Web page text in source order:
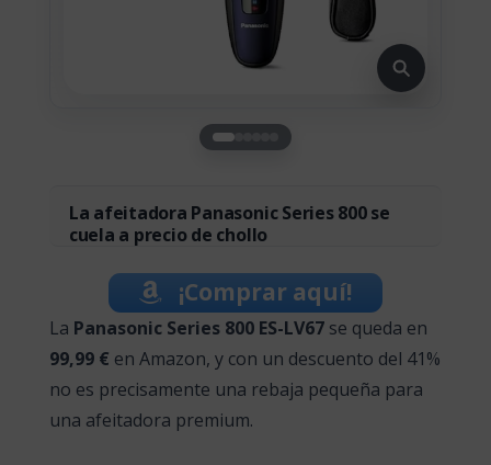
La afeitadora Panasonic Series 800 se
cuela a precio de chollo
¡Comprar aquí!
La Panasonic Series 800 ES-LV67se queda en
99,99 € en Amazon, y con un descuento del 41%
no es precisamente una rebaja pequeña para
una afeitadora premium.